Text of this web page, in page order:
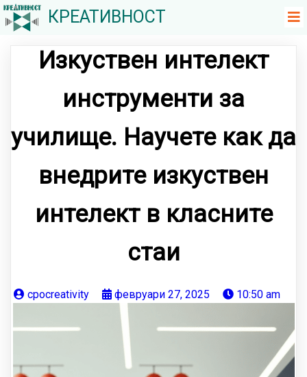
КРЕАТИВНОСТ
Изкуствен интелект
инструменти за
училище. Научете как да
внедрите изкуствен
интелект в класните
стаи
cpocreativity февруари 27, 2025 10:50 am